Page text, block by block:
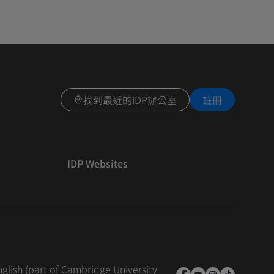
找到最近的IDP辦公室 註冊
IDP Websites
(part of Cambridge University